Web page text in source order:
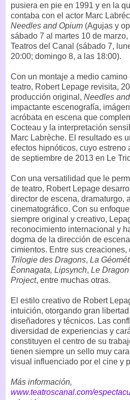
pusiera en pie en 1991 y en la
contaba con el actor Marc
Needles and Opium (Agujas y
sábado 7 al martes 10 de
Teatros del Canal (sábado 7,
20:00; domingo 8, a las 18:00).
Con un montaje a medio camino
teatro, Robert Lepage revisita,
producción original, Needles
impactante escenografía,
acróbata en escena que
Cocteau y la interpretación
Marc Labrèche. El resultado es
efectos hipnóticos, cuyo estreno
de septiembre de 2013 en Le
Con una versatilidad que le
de teatro, Robert Lepage
director de escena, dramaturgo,
cinematográfico. Con su
siempre original y creativo,
reconocimiento internacional y
dogma de la dirección de
cimientos. Entre sus
Trilogie des Dragons, La
Éonnagata, Lipsynch, Le
Project, entre muchas otras.
El estilo creativo de Robert
intuición, otorgando gran
diseñadores y técnicos. Las
diversidad de experiencias y
constituyen el centro de su
tienen siempre un sello muy
visual influenciado por el cine y
Más información,
www.teatroscanal.com/